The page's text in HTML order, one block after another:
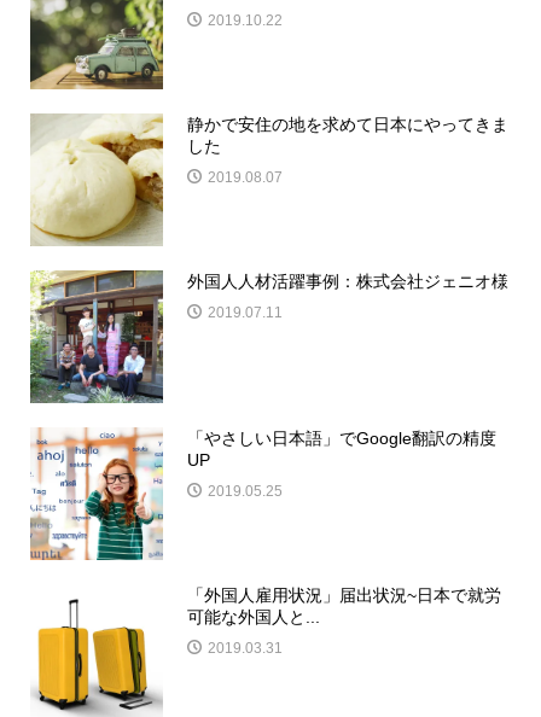
2019.10.22
静かで安住の地を求めて日本にやってきま
した
2019.08.07
外国人人材活躍事例：株式会社ジェニオ様
2019.07.11
「やさしい日本語」でGoogle翻訳の精度
UP
2019.05.25
「外国人雇用状況」届出状況~日本で就労
可能な外国人と...
2019.03.31